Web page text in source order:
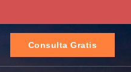
Consulta Gratis